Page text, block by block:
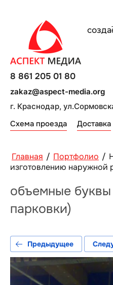
г. Краснодар,
Схема проезда Доставка
8 861 205 01 80
zakaz@aspect-media.org
Главная / Портфолио /
изготовлению наружной
объемные
парковки)
Предыдущее